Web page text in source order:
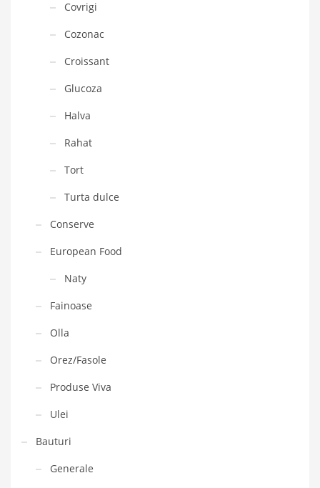
Covrigi
Cozonac
Croissant
Glucoza
Halva
Rahat
Tort
Turta dulce
Conserve
European Food
Naty
Fainoase
Olla
Orez/Fasole
Produse Viva
Ulei
Bauturi
Generale